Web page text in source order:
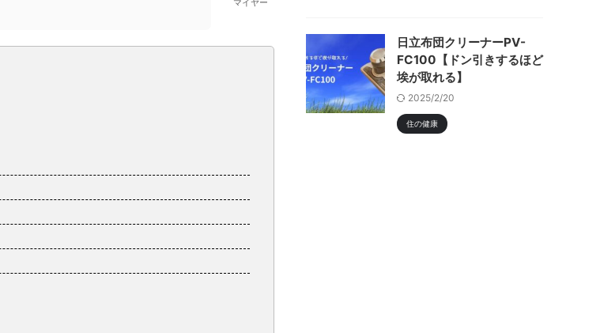
マイヤー
日立布団クリーナーPV-
FC100【ドン引きするほど
埃が取れる】
2025/2/20
住の健康